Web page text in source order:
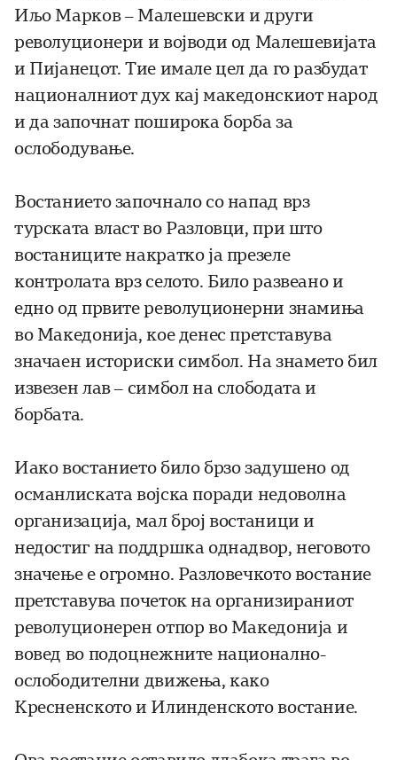
Иљо Марков – Малешевски и други
револуционери и војводи од Малешевијата
и Пијанецот. Тие имале цел да го разбудат
националниот дух кај македонскиот народ
и да започнат поширока борба за
ослободување.
Востанието започнало со напад врз
турската власт во Разловци, при што
востаниците накратко ја презеле
контролата врз селото. Било развеано и
едно од првите револуционерни знамиња
во Македонија, кое денес претставува
значаен историски симбол. На знамето бил
извезен лав – симбол на слободата и
борбата.
Иако востанието било брзо задушено од
османлиската војска поради недоволна
организација, мал број востаници и
недостиг на поддршка однадвор, неговото
значење е огромно. Разловечкото востание
претставува почеток на организираниот
револуционерен отпор во Македонија и
вовед во подоцнежните национално-
ослободителни движења, како
Кресненското и Илинденското востание.